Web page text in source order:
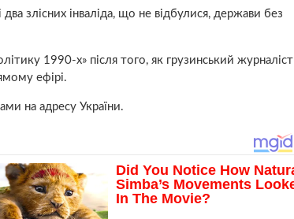
два злісних інваліда, що не відбулися, держави без
1990-х» після того, як грузинський журналіст
ефірі.
на адресу України.